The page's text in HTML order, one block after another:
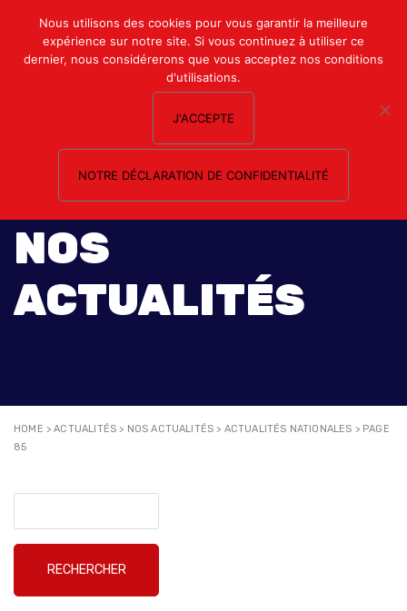
Mon compte
Nous contacter
NOS
ACTUALITÉS
HOME >ACTUALITÉS > NOS ACTUALITÉS > ACTUALITÉS NATIONALES > PAGE
85
Nous utilisons des cookies pour vous garantir la meilleure
expérience sur notre site. Si vous continuez à utiliser ce
dernier, nous considérerons que vous acceptez nos conditions
d'utilisations.
J'ACCEPTE
NOTRE DÉCLARATION DE CONFIDENTIALITÉ